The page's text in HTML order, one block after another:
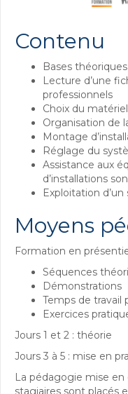
Contenu
Bases théoriques
Lecture d’une
professionnels
Choix du
Organisation de
Montage
Réglage du
Assistance aux
d’installations son
Exploitation
Moyens
Formation en
Séquences
Démonstrations
Temps de travail
Exercices
Jours 1 et 2 : théorie
Jours 3 à 5 : mise en
La pédagogie mise
stagiaires sont placés